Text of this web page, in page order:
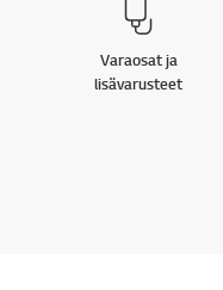
Varaosat ja
lisävarusteet